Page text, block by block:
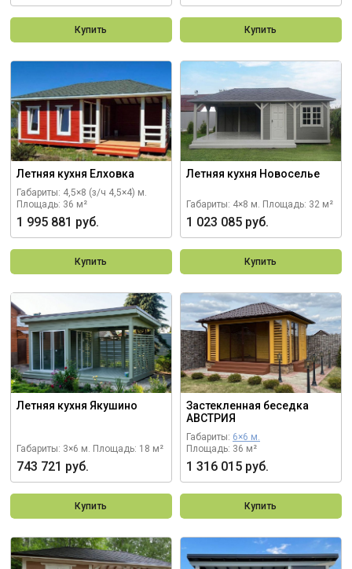
Купить Купить
Летняя кухня Елховка
Габариты: 4,5×8 (з/ч 4,5×4) м.
Площадь: 36 м²
1 995 881 руб.
Купить
Летняя кухня Новоселье
Габариты: 4×8 м. Площадь: 32 м²
1 023 085 руб.
Купить
Летняя кухня Якушино
Габариты: 3×6 м. Площадь: 18 м²
743 721 руб.
Купить
Застекленная беседка
АВСТРИЯ
Габариты: 6×6 м.
Площадь: 36 м²
1 316 015 руб.
Купить